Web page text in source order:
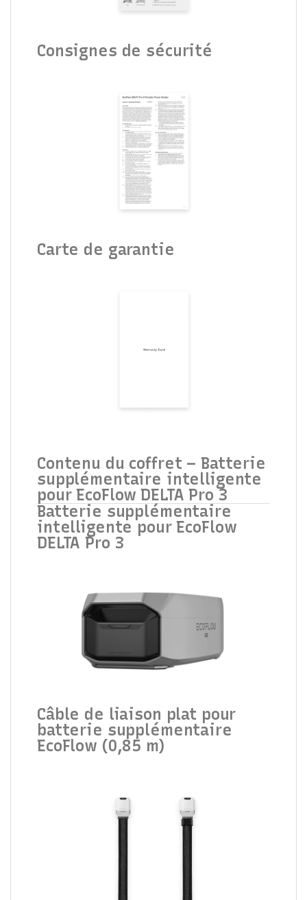
Consignes de sécurité
Carte de garantie
Contenu du coffret – Batterie
supplémentaire intelligente
pour EcoFlow DELTA Pro 3
Batterie supplémentaire
intelligente pour EcoFlow
DELTA Pro 3
Câble de liaison plat pour
batterie supplémentaire
EcoFlow (0,85 m)